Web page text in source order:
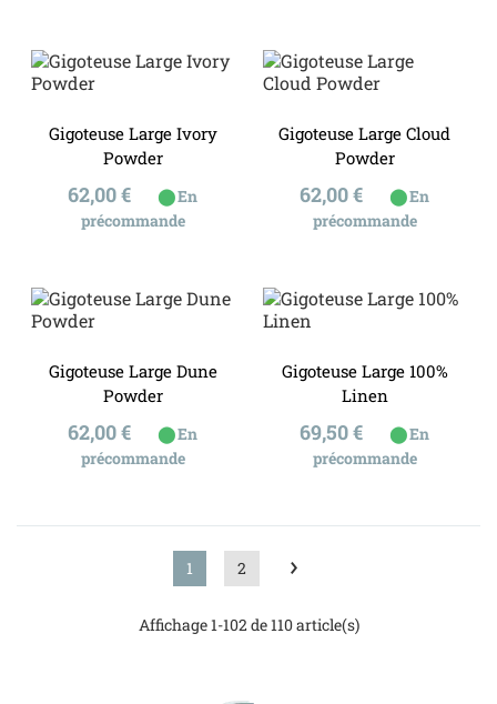
Gigoteuse Large Ivory
Powder
Prix
62,00 € ⬤En
précommande
Gigoteuse Large Cloud
Powder
Prix
62,00 € ⬤En
précommande
Gigoteuse Large Dune
Powder
Prix
62,00 € ⬤En
précommande
Gigoteuse Large 100%
Linen
Prix
69,50 € ⬤En
précommande
1 2
Affichage 1-102 de 110 article(s)